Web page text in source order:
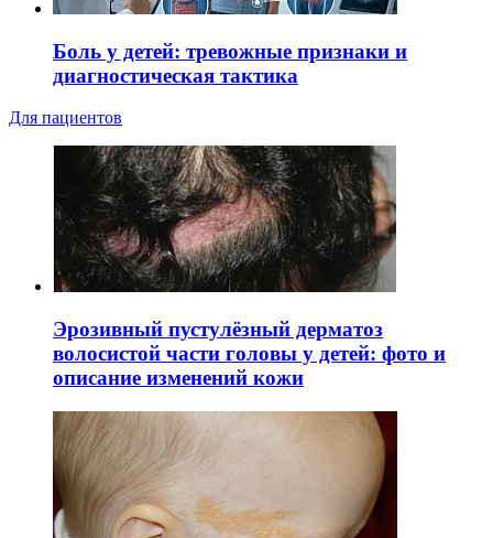
Боль у детей: тревожные признаки и
диагностическая тактика
Для пациентов
Эрозивный пустулёзный дерматоз
волосистой части головы у детей: фото и
описание изменений кожи